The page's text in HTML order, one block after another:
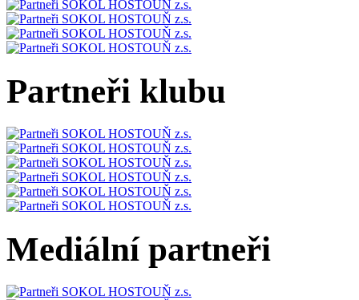
Partneři klubu
Mediální partneři